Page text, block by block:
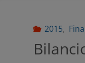
2015,